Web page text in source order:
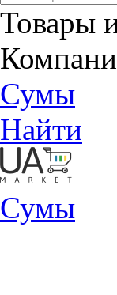
Товары
Сумы
Найти
Сумы